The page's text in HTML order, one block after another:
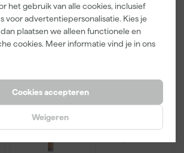
het gebruik van alle cookies, inclusief
voor advertentiepersonalisatie. Kies je
plaatsen we alleen functionele en
cookies. Meer informatie vind je in ons
Cookies accepteren
Weigeren
22,00
incl. BTW
10,99
incl. BTW